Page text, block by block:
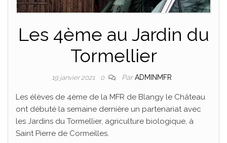
Les 4ème au Jardin du
Tormellier
19 janvier 2021 0 ParADMINMFR
Les élèves de 4ème de la MFR de Blangy le Château
ont débuté la semaine dernière un partenariat avec
les Jardins du Tormellier, agriculture biologique, à
Saint Pierre de Cormeilles.